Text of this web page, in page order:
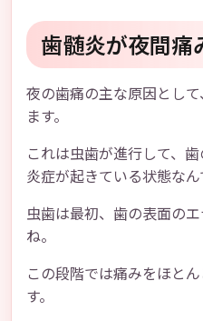
歯髄炎が夜間痛
夜の歯痛の主な原因として、
ます。
これは虫歯が進行して、
炎症が起きている状態なん
虫歯は最初、歯の表面の
ね。
この段階では痛みをほと
す。